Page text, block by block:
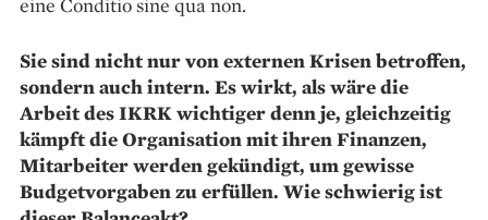
Sie sind nicht nur von externen Krisen betroffen,
sondern auch intern. Es wirkt, als wäre die
Arbeit des IKRK wichtiger denn je, gleichzeitig
kämpft die Organisation mit ihren Finanzen,
Mitarbeiter werden gekündigt, um gewisse
Budgetvorgaben zu erfüllen. Wie schwierig ist